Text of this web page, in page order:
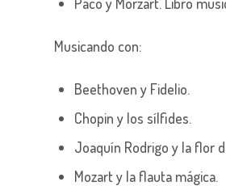
Musicando con:
Beethoven y Fidelio.
Chopin y los sílfides.
Joaquín Rodrigo y la flor
Mozart y la flauta mágica.